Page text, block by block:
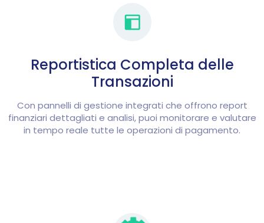
Reportistica Completa delle
Transazioni
Con pannelli di gestione integrati che offrono report
finanziari dettagliati e analisi, puoi monitorare e valutare
in tempo reale tutte le operazioni di pagamento.